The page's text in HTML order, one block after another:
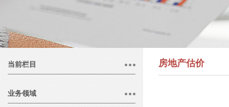
当前栏目
业务领域
房地产估价